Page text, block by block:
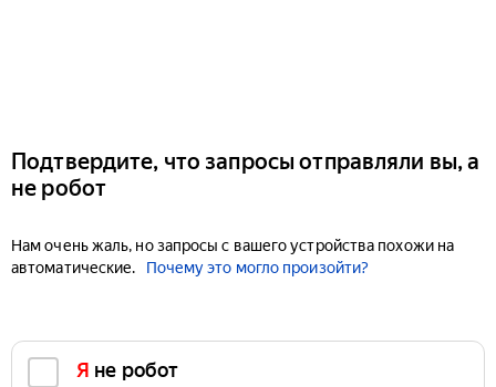
Подтвердите, что запросы отправляли вы, а
не робот
Нам очень жаль, но запросы с вашего устройства похожи на
автоматические.
Почему это могло произойти?
Я не робот